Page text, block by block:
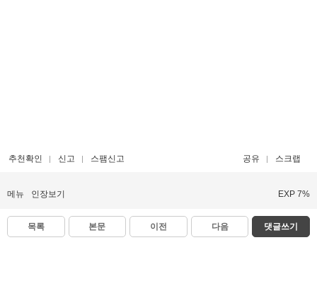
추천확인 신고 스팸신고 공유 스크랩
메뉴 인장보기 EXP 7%
목록 본문 이전 다음 댓글쓰기